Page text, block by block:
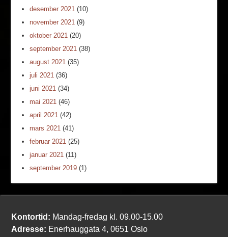
desember 2021 (10)
november 2021 (9)
oktober 2021 (20)
september 2021 (38)
august 2021 (35)
juli 2021 (36)
juni 2021 (34)
mai 2021 (46)
april 2021 (42)
mars 2021 (41)
februar 2021 (25)
januar 2021 (11)
september 2019 (1)
Kontortid: Mandag-fredag kl. 09.00-15.00
Adresse: Enerhauggata 4, 0651 Oslo